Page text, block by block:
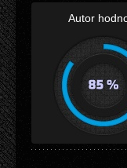
Autor